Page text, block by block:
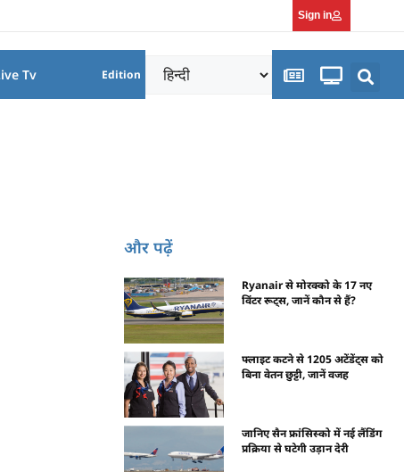
Sign in
Tv Edition
और पढ़ें
Ryanair से मोरक्को के 17 नए
विंटर रूट्स, जानें कौन से हैं?
फ्लाइट कटने से 1205 अटेंडेंट्स को
बिना वेतन छुट्टी, जानें वजह
जानिए सैन फ्रांसिस्को में नई लैंडिंग
प्रक्रिया से घटेगी उड़ान देरी